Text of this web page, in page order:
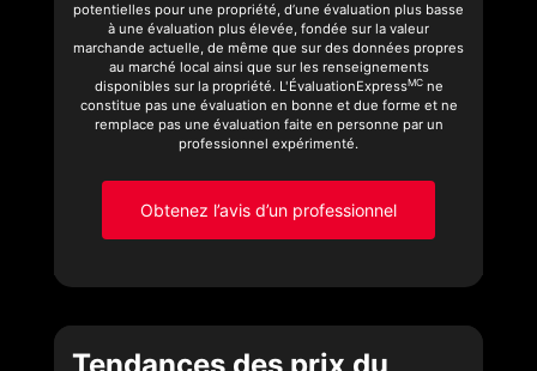
potentielles pour une propriété, d’une évaluation plus basse
à une évaluation plus élevée, fondée sur la valeur
marchande actuelle, de même que sur des données propres
au marché local ainsi que sur les renseignements
disponibles sur la propriété. L'ÉvaluationExpressMCne
constitue pas une évaluation en bonne et due forme et ne
remplace pas une évaluation faite en personne par un
professionnel expérimenté.
Obtenez l’avis d’un professionnel